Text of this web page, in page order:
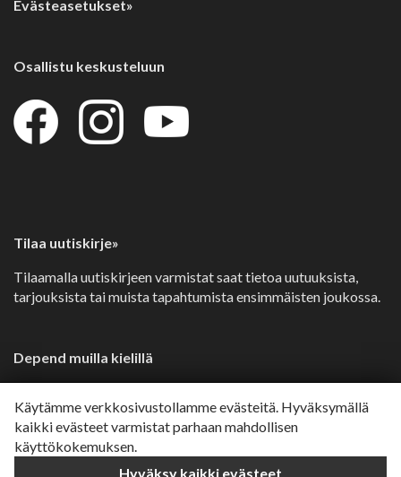
Käytämme verkkosivustollamme evästeitä. Hyväksymällä
kaikki evästeet varmistat parhaan mahdollisen
käyttökokemuksen.
Hyväksy kaikki evästeet
Evästeasetukset»
Osallistu keskusteluun
Tilaa uutiskirje»
Tilaamalla uutiskirjeen varmistat saat tietoa uutuuksista,
tarjouksista tai muista tapahtumista ensimmäisten joukossa.
Depend muilla kielillä
Dansk»
Norsk»